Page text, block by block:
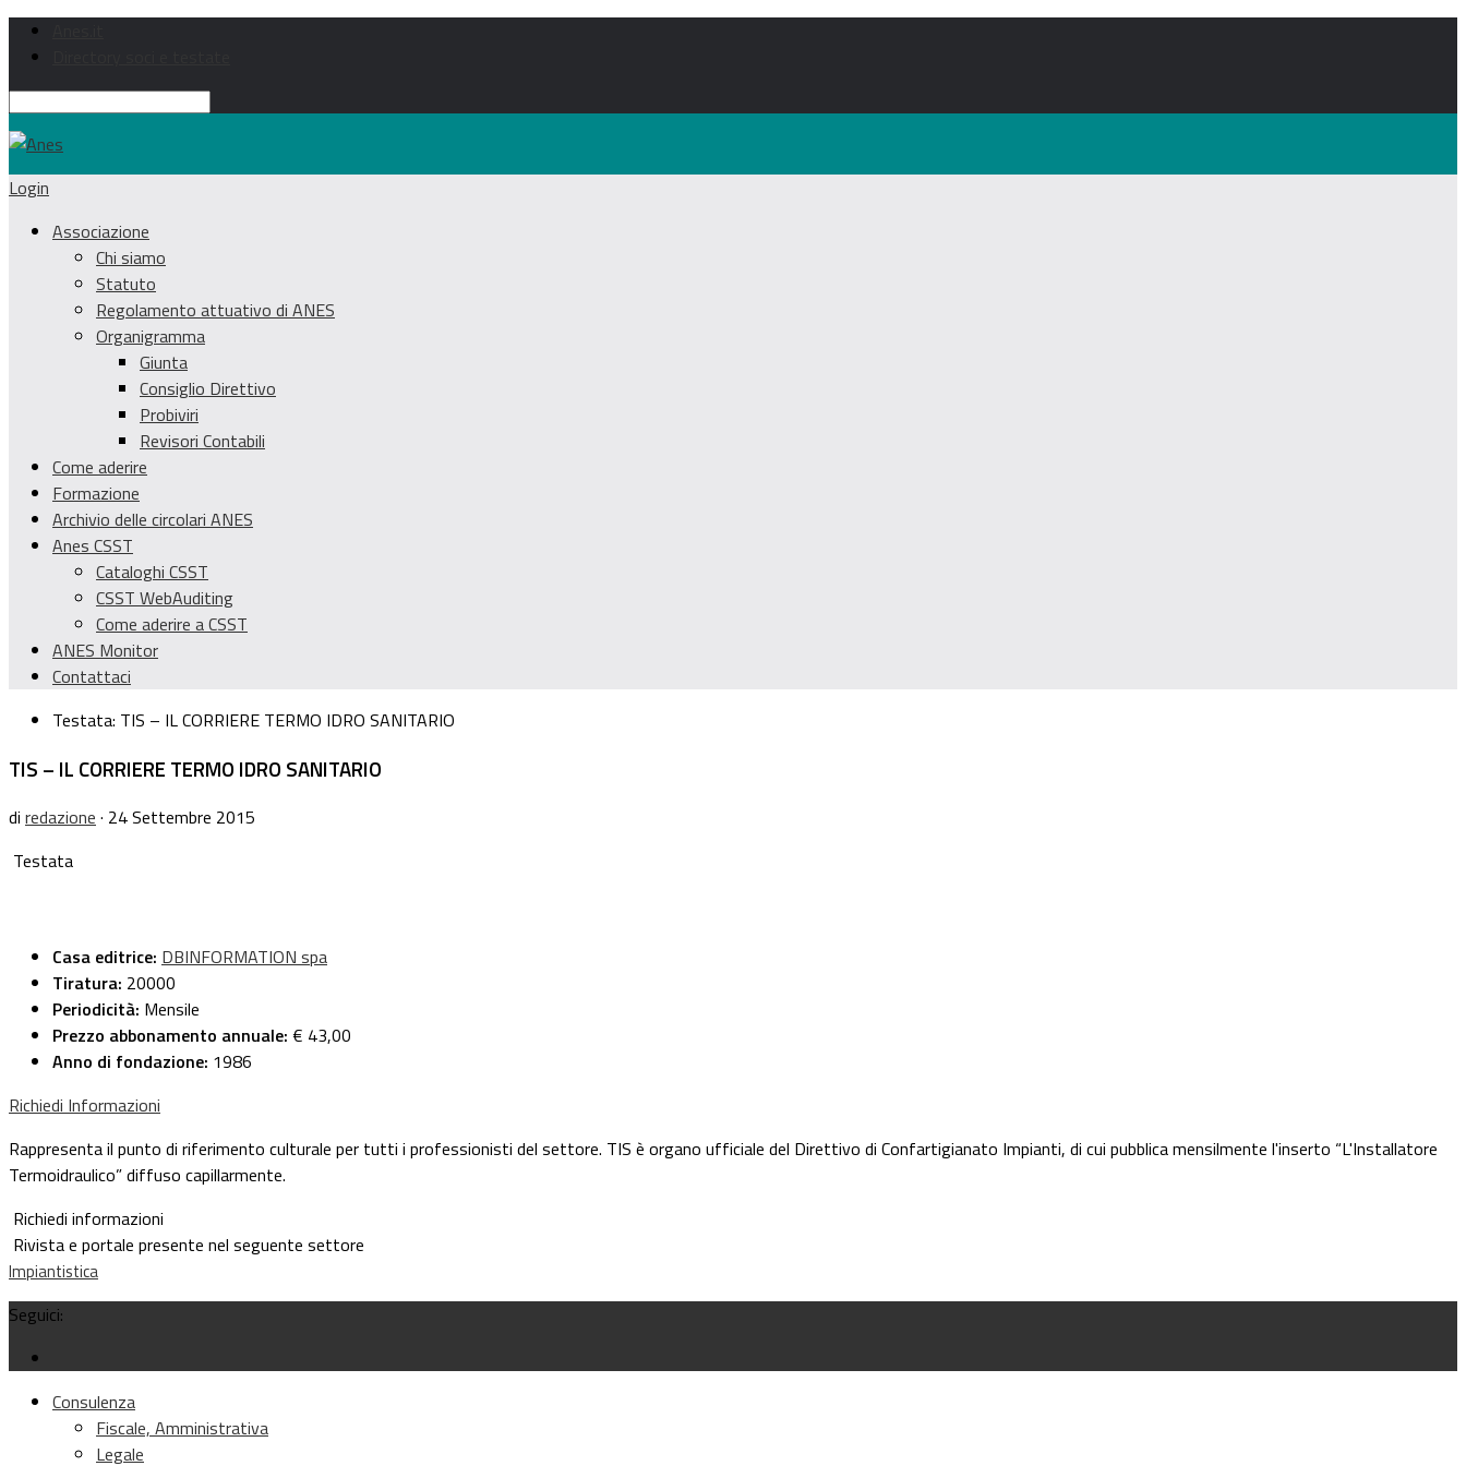
Login
Associazione
Chi siamo
Statuto
Regolamento attuativo di ANES
Organigramma
Giunta
Consiglio Direttivo
Probiviri
Revisori Contabili
Come aderire
Formazione
Archivio delle circolari ANES
Anes CSST
Cataloghi CSST
CSST WebAuditing
Come aderire a CSST
ANES Monitor
Contattaci
Testata: TIS – IL CORRIERE TERMO IDRO SANITARIO
TIS – IL CORRIERE TERMO IDRO SANITARIO
di redazione · 24 Settembre 2015
Testata
Casa editrice: DBINFORMATION spa
Tiratura: 20000
Periodicità: Mensile
Prezzo abbonamento annuale: € 43,00
Anno di fondazione: 1986
Richiedi Informazioni
Rappresenta il punto di riferimento culturale per tutti i professionisti del settore. TIS è organo ufficiale del Direttivo di Confartigianato Impianti, di cui pubblica mensilmente l'inserto “L'Installatore
Termoidraulico” diffuso capillarmente.
Richiedi informazioni
Rivista e portale presente nel seguente settore
Impiantistica
Seguici:
Consulenza
Fiscale, Amministrativa
Legale